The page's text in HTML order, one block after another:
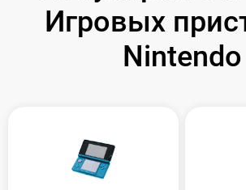
Игровых
Nintendo